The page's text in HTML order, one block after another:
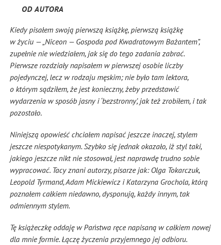
OD AUTORA
Kiedy pisałem swoją pierwszą książkę, pierwszą książkę
w życiu — „Niceon — Gospoda pod Kwadratowym Bażantem”,
zupełnie nie wiedziałem, jak się do tego zadania zabrać.
Pierwsze rozdziały napisałem w pierwszej osobie liczby
pojedynczej, lecz w rodzaju męskim; nie było tam lektora,
o którym sądziłem, że jest konieczny, żeby przedstawić
wydarzenia w sposób jasny i ‘bezstronny’, jak też zrobiłem, i tak
pozostało.
Niniejszą opowieść chciałem napisać jeszcze inaczej, stylem
jeszcze niespotykanym. Szybko się jednak okazało, iż styl taki,
jakiego jeszcze nikt nie stosował, jest naprawdę trudno sobie
wypracować. Tacy znani autorzy, pisarze jak: Olga Tokarczuk,
Leopold Tyrmand, Adam Mickiewicz i Katarzyna Grochola, którą
poznałem całkiem niedawno, dysponują, każdy innym, tak
odmiennym stylem.
Tę książeczkę oddaję w Państwa ręce napisaną w całkiem nowej
dla mnie formie. Łączę życzenia przyjemnego jej odbioru.